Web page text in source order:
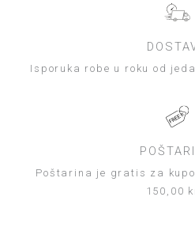
Isporuka robe u roku od
Poštarina je gratis za
150,00